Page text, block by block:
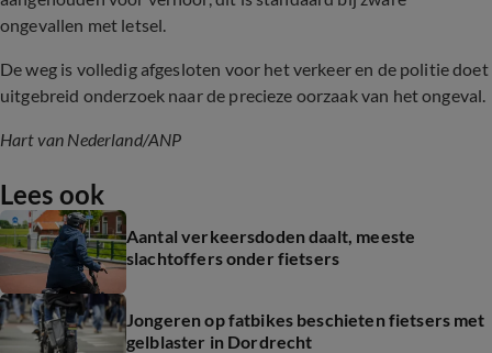
ongevallen met letsel.
De weg is volledig afgesloten voor het verkeer en de politie doet
uitgebreid onderzoek naar de precieze oorzaak van het ongeval.
Hart van Nederland/ANP
Lees ook
Aantal verkeersdoden daalt, meeste
slachtoffers onder fietsers
Jongeren op fatbikes beschieten fietsers met
gelblaster in Dordrecht